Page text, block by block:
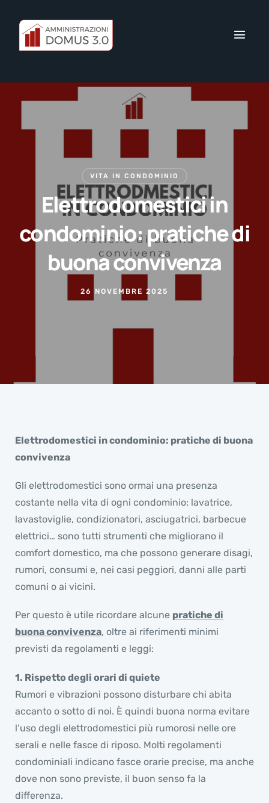
VITA IN CONDOMINIO
Elettrodomestici in
condominio: pratiche di
buona convivenza
26 NOVEMBRE 2025
Elettrodomestici in condominio: pratiche di buona
convivenza
Gli elettrodomestici sono ormai una presenza
costante nella vita di ogni condominio: lavatrice,
lavastoviglie, condizionatori, asciugatrici, barbecue
elettrici… sono tutti strumenti che migliorano il
comfort domestico, ma che possono generare disagi,
rumori, consumi e, nei casi peggiori, danni alle parti
comuni o ai vicini.
Per questo è utile ricordare alcune pratiche di
buona convivenza, oltre ai riferimenti minimi
previsti da regolamenti e leggi:
1. Rispetto degli orari di quiete
Rumori e vibrazioni possono disturbare chi abita
accanto o sotto di noi. È quindi buona norma evitare
l’uso degli elettrodomestici più rumorosi nelle ore
serali e nelle fasce di riposo. Molti regolamenti
condominiali indicano fasce orarie precise, ma anche
dove non sono previste, il buon senso fa la
differenza.